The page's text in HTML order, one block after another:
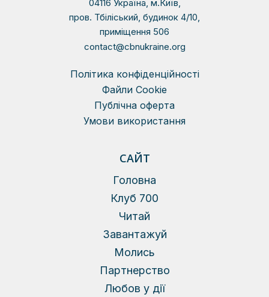
04116 Україна, м.Київ,
пров. Тбіліський, будинок 4/10,
приміщення 506
contact@cbnukraine.org
Політика конфіденційності
Файли Сookie
Публічна оферта
Умови використання
САЙТ
Головна
Клуб 700
Читай
Завантажуй
Молись
Партнерство
Любов у дії